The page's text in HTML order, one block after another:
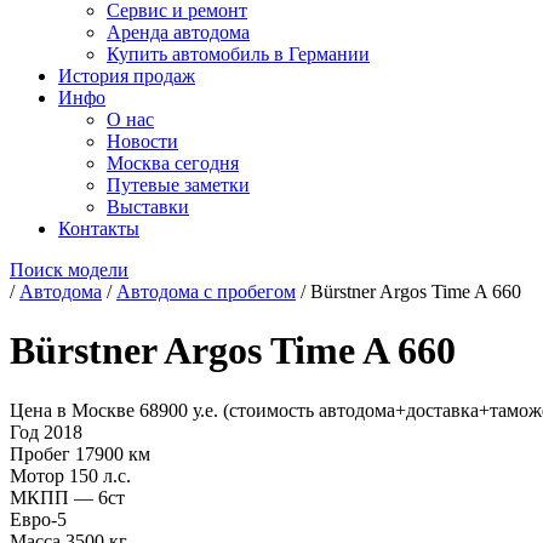
Сервис и ремонт
Аренда автодома
Купить автомобиль в Германии
История продаж
Инфо
О нас
Новости
Москва сегодня
Путевые заметки
Выставки
Контакты
Поиск модели
/ Автодома / Автодома с пробегом /Bürstner Argos Time A 660
Bürstner Argos Time A 660
Цена в Москве 68900 у.е. (стоимость
Год 2018
Пробег 17900 км
Мотор 150 л.с.
МКПП — 6ст
Евро-5